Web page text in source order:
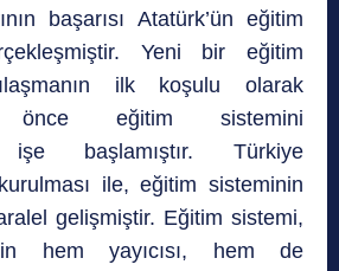
başarısı Atatürk’ün eğitim
Yeni bir eğitim
ilk koşulu olarak
önce eğitim sistemini
işe başlamıştır. Türkiye
ile, eğitim sisteminin
gelişmiştir. Eğitim sistemi,
hem yayıcısı, hem de